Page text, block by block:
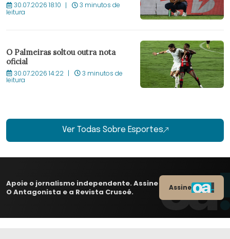
30.07.2026 18:10 3 minutos de
leitura
O Palmeiras soltou outra nota
oficial
30.07.2026 14:22 3 minutos de
leitura
Ver Todas Sobre Esportes
Apoie o jornalismo independente. Assine
O Antagonista e a Revista Crusoé.
Assine